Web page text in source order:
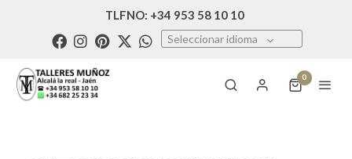
TLFNO: +34 953 58 10 10
Seleccionar idioma
0